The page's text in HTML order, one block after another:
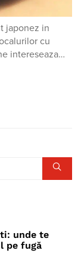
japonez in
cu
intereseaza…
unde te
pe fugă